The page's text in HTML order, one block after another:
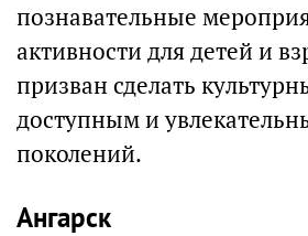
познавательные
активности для детей и
призван сделать
доступным и
поколений.
Ангарск